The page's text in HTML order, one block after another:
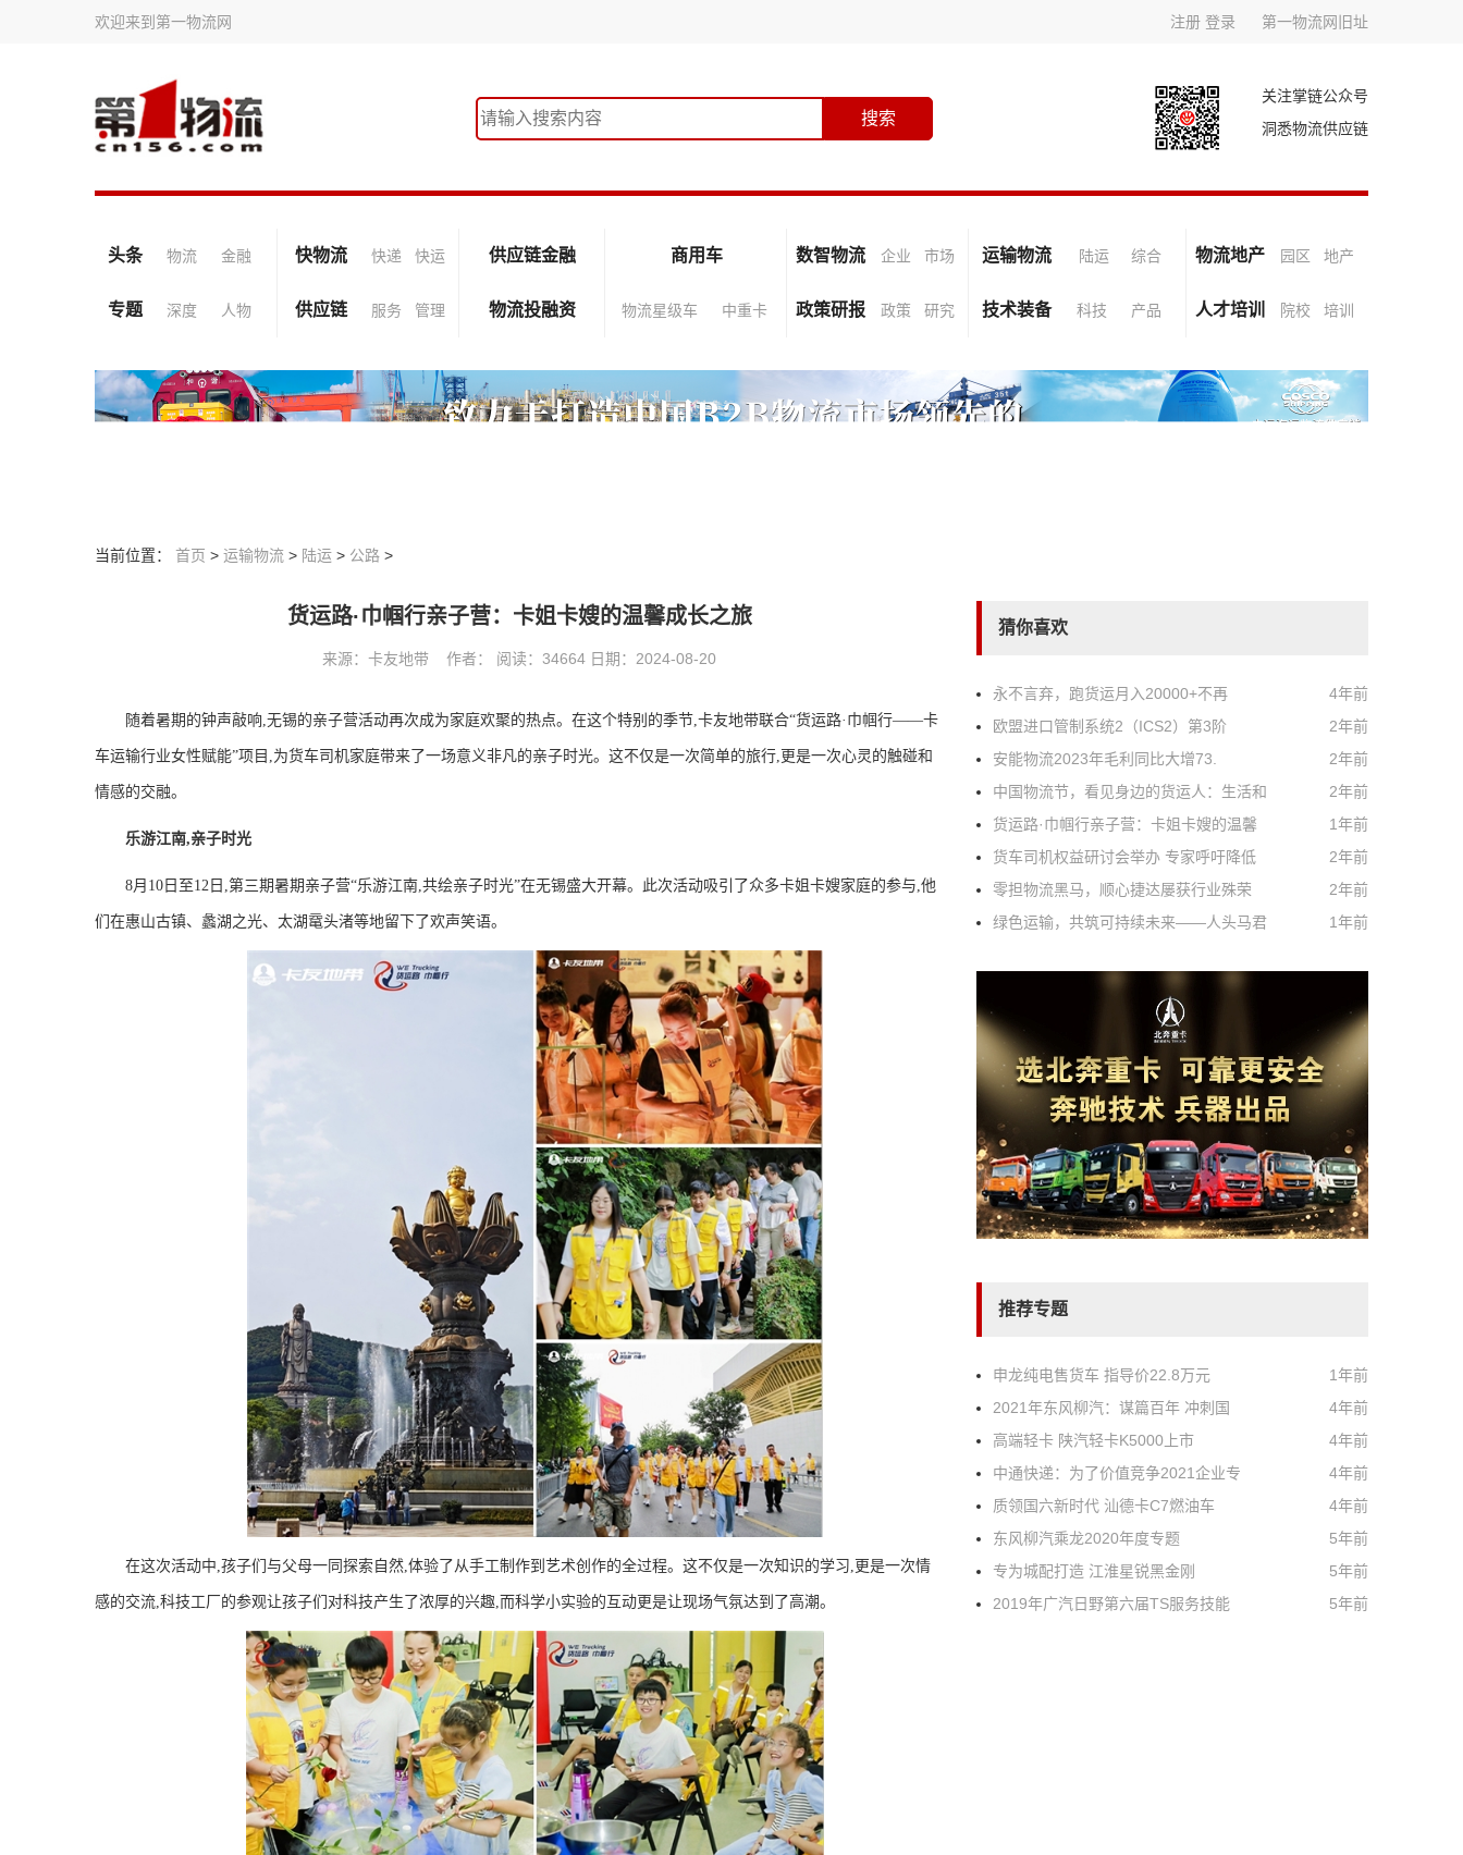
欢迎来到第一物流网 注册 登录 第一物流网旧址
关注掌链公众号
洞悉物流供应链
头条 物流 金融 快物流 快递 快运 供应链金融 商用车 数智物流 企业 市场 运输物流 陆运 综合 物流地产 园区 地产
专题 深度 人物 供应链 服务 管理 物流投融资 物流星级车 中重卡 政策研报 政策 研究 技术装备 科技 产品 人才培训 院校 培训
当前位置： 首页 > 运输物流 > 陆运 > 公路 >
货运路·巾帼行亲子营：卡姐卡嫂的温馨成长之旅
来源：卡友地带 作者： 阅读：34664 日期：2024-08-20
随着暑期的钟声敲响,无锡的亲子营活动再次成为家庭欢聚的热点。在这个特别的季节,卡友地带联合“货运路·巾帼行——卡
车运输行业女性赋能”项目,为货车司机家庭带来了一场意义非凡的亲子时光。这不仅是一次简单的旅行,更是一次心灵的触碰和
情感的交融。
乐游江南,亲子时光
8月10日至12日,第三期暑期亲子营“乐游江南,共绘亲子时光”在无锡盛大开幕。此次活动吸引了众多卡姐卡嫂家庭的参与,他
们在惠山古镇、蠡湖之光、太湖鼋头渚等地留下了欢声笑语。
在这次活动中,孩子们与父母一同探索自然,体验了从手工制作到艺术创作的全过程。这不仅是一次知识的学习,更是一次情
感的交流,科技工厂的参观让孩子们对科技产生了浓厚的兴趣,而科学小实验的互动更是让现场气氛达到了高潮。
猜你喜欢
永不言弃，跑货运月入20000+不再
4年前
欧盟进口管制系统2（ICS2）第3阶
2年前
安能物流2023年毛利同比大增73.
2年前
中国物流节，看见身边的货运人：生活和
2年前
货运路·巾帼行亲子营：卡姐卡嫂的温馨
1年前
货车司机权益研讨会举办 专家呼吁降低
2年前
零担物流黑马，顺心捷达屡获行业殊荣
2年前
绿色运输，共筑可持续未来——人头马君
1年前
推荐专题
申龙纯电售货车 指导价22.8万元
1年前
2021年东风柳汽：谋篇百年 冲刺国
4年前
高端轻卡 陕汽轻卡K5000上市
4年前
中通快递：为了价值竞争2021企业专
4年前
质领国六新时代 汕德卡C7燃油车
4年前
东风柳汽乘龙2020年度专题
5年前
专为城配打造 江淮星锐黑金刚
5年前
2019年广汽日野第六届TS服务技能
5年前